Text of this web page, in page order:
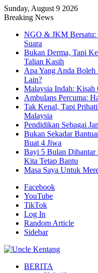
Sunday, August 9 2026
Breaking News
NGO & JKM Bersatu:
Suara
Bukan Derma, Tapi
Talian Kasih
Apa Yang Anda
Lain?
Malaysia Indah: Kisah
Ambulans Percuma:
Tak Kenal, Tapi
Malaysia
Pendidikan Sebagai
Bukan Sekadar
Buat 4 Jiwa
Bayi 5 Bulan
Kita Tetap Bantu
Masa Saya Untuk
Facebook
YouTube
TikTok
Log In
Random Article
Sidebar
BERITA